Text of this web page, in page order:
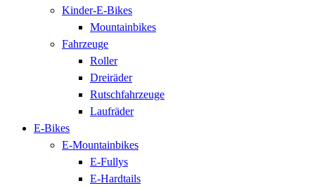
Kinder-E-Bikes
Mountainbikes
Fahrzeuge
Roller
Dreiräder
Rutschfahrzeuge
Laufräder
E-Bikes
E-Mountainbikes
E-Fullys
E-Hardtails